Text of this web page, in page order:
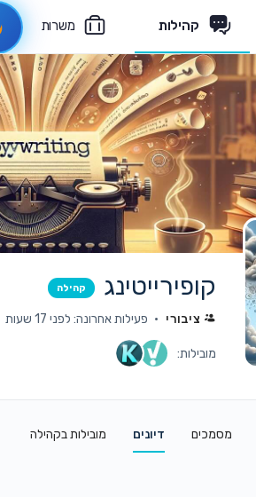
קהילות משרות
הצוות שלנו פיקוח תורני
קופירייטינג קהילה
ציבורי פעילות אחרונה: לפני 17 שעות
מובילות:
מסמכים דיונים מובילות בקהילה